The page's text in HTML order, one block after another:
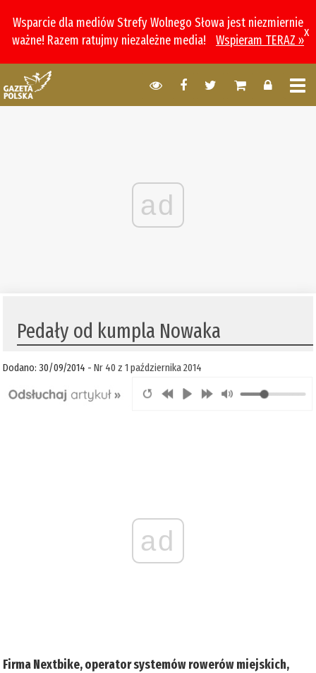
Wsparcie dla mediów Strefy Wolnego Słowa jest niezmiernie
ważne! Razem ratujmy niezależne media!
Wspieram TERAZ »
x
ad
Pedały od kumpla Nowaka
Dodano: 30/09/2014 -Nr 40 z 1 października 2014
ad
Firma Nextbike, operator systemów rowerów miejskich,